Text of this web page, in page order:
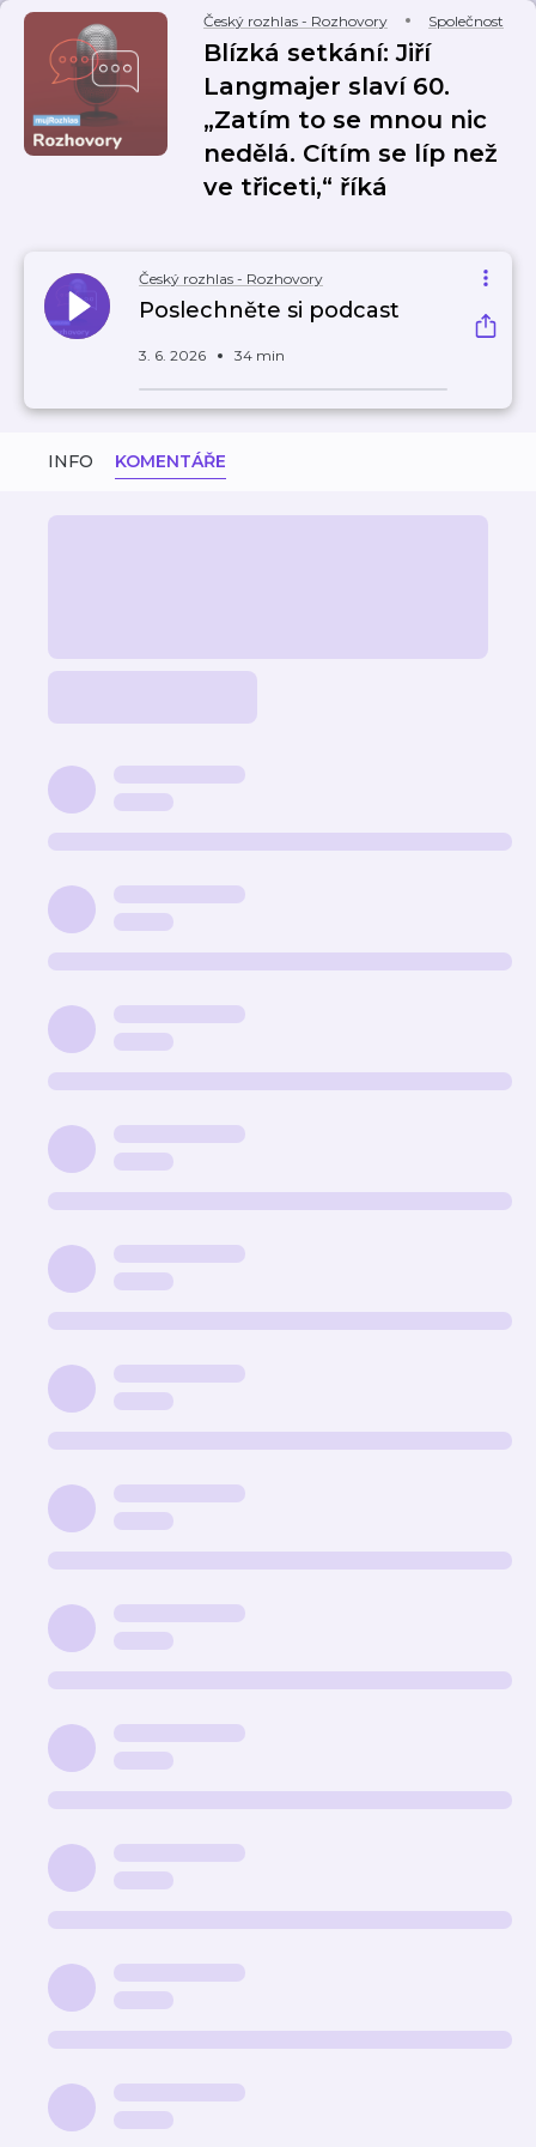
Český rozhlas - Rozhovory Společnost
Blízká setkání: Jiří
Langmajer slaví 60.
„Zatím to se mnou nic
nedělá. Cítím se líp než
ve třiceti,“ říká
Český rozhlas - Rozhovory
Poslechněte si podcast
3. 6. 2026 34 min
INFO KOMENTÁŘE